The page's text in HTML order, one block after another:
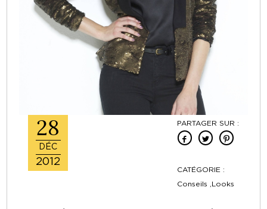
28
DÉC
2012
PARTAGER SUR :
CATÉGORIE :
Conseils ,Looks